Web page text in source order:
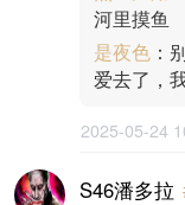
河里摸鱼
是夜色：
爱去了，
2025-05-24
S46潘多拉